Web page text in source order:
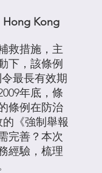
Hong Kong
救措施，主
下，該條例
最長有效期
年底，條
條例在防治
《強制舉報
完善？本次
經驗，梳理